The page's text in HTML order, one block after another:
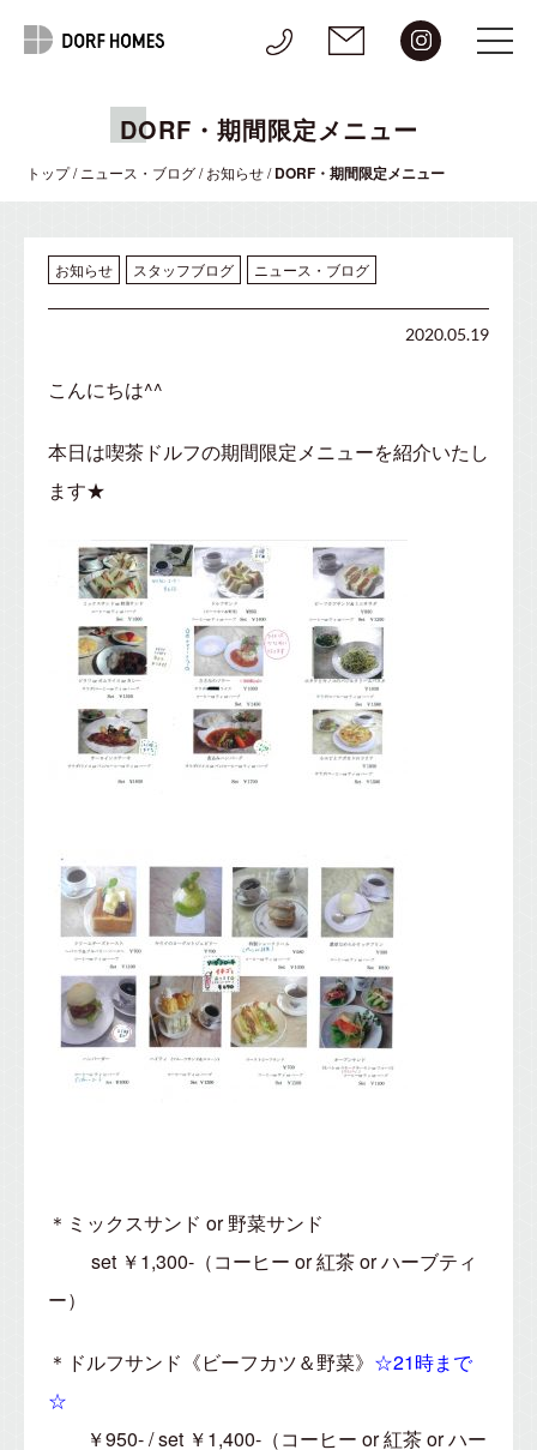
DORF・期間限定メニュー
トップ/ ニュース・ブログ/お知らせ/DORF・期間限定メニュー
お知らせ スタッフブログ ニュース・ブログ
2020.05.19
こんにちは^^
本日は喫茶ドルフの期間限定メニューを紹介いたし
ます★
＊ミックスサンド or 野菜サンド
set ￥1,300-（コーヒー or 紅茶 or ハーブティ
ー）
＊ドルフサンド《ビーフカツ＆野菜》 ☆21時まで
☆
￥950- / set ￥1,400-（コーヒー or 紅茶 or ハー